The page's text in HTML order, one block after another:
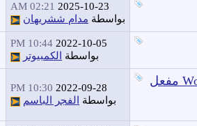
2025-10-23
02:21 AM
بواسطة مدام ششريهان
2022-10-05
10:44 PM
بواسطة
الكمبيوتر
حصريا حمل برنامج المونتاج 2023 Wondershare Filmora X 11 مفعل 2022-09-28
10:30 PM
بواسطة
الفجر الباسم